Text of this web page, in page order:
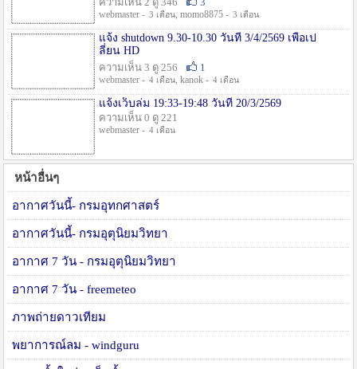
webmaster - 3 เดือน, momo8875 - 3 เดือน
แจ้ง shutdown 9.30-10.30 วันที่ 3/4/2569 เพื่อเป
ลี่ยน HD
ความเห็น 3 ดู 256
1
webmaster - 4 เดือน, kanok - 4 เดือน
แจ้งเว็บล่ม 19:33-19:48 วันที่ 20/3/2569
ความเห็น 0 ดู 221
webmaster - 4 เดือน
หน้าอื่นๆ
อากาศวันนี้- กรมอุทกศาสตร์
อากาศวันนี้- กรมอุตุนิยมวิทยา
อากาศ 7 วัน - กรมอุตุนิยมวิทยา
อากาศ 7 วัน - freemeteo
ภาพถ่ายดาวเทียม
พยาการณ์ลม - windguru